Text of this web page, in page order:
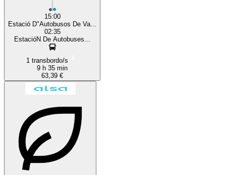
15:00
Estació D"Autobusos De Va...
02:35
EstacióN De Autobuses...
1 transbordo/s
9 h 35 min
63,39 €